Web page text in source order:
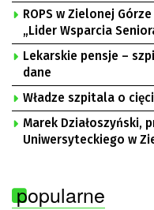
ROPS w Zielonej
„Lider Wsparcia
Lekarskie pensje –
dane
Władze szpitala o
Marek Działoszyński,
Uniwersyteckiego w
popularne